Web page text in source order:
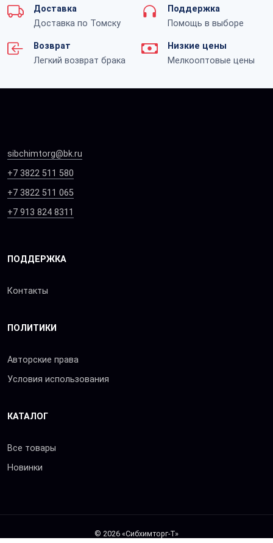
Доставка
Доставка по Томску
Поддержка
Помощь в выборе
Возврат
Легкий возврат брака
Низкие цены
Мелкооптовые цены
sibchimtorg@bk.ru
+7 3822 511 580
+7 3822 511 065
+7 913 824 8311
ПОДДЕРЖКА
Контакты
ПОЛИТИКИ
Авторские права
Условия использования
КАТАЛОГ
Все товары
Новинки
© 2026 «Сибхимторг-Т»